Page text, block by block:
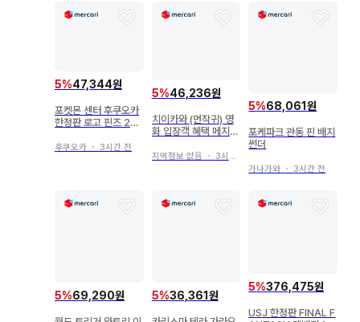
5%47,344원
포켓몬 센터 후쿠오카
한정판 로고 핀즈 2개
후쿠오카 ・ 3시간 전
5%46,236원
치이카와 (먼작귀) 영
화 입장객 혜택 메지루
지역정보 없음 ・ 3시간 전
5%68,061원
포케파크 관동 핀 배지
썬더
가나가와 ・ 3시간 전
5%69,290원 5%36,361원
5%376,475원
USJ 한정판 FINAL F